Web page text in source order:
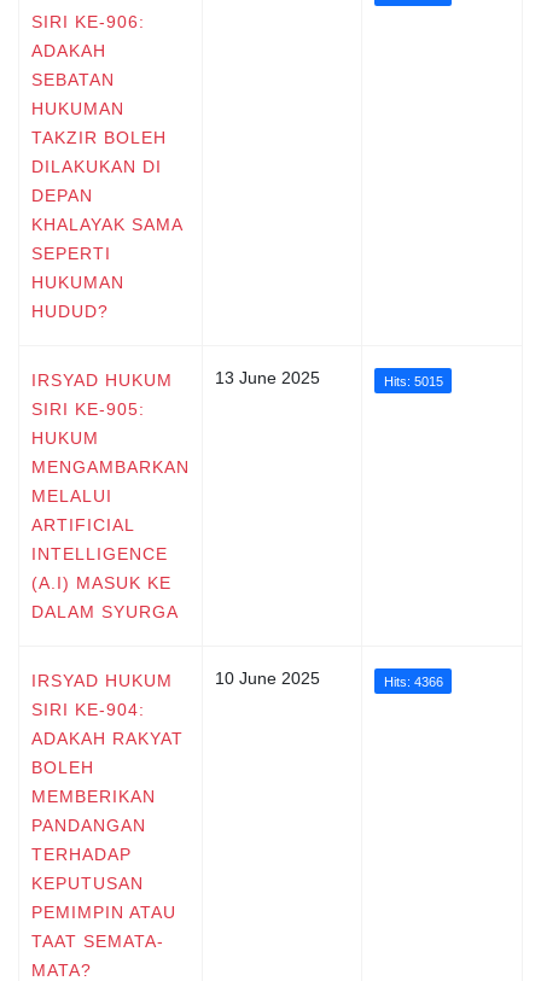
SIRI KE-906:
ADAKAH
SEBATAN
HUKUMAN
TAKZIR BOLEH
DILAKUKAN DI
DEPAN
KHALAYAK SAMA
SEPERTI
HUKUMAN
HUDUD?
IRSYAD HUKUM
SIRI KE-905:
HUKUM
MENGAMBARKAN
MELALUI
ARTIFICIAL
INTELLIGENCE
(A.I) MASUK KE
DALAM SYURGA
13 June 2025 Hits: 5015
IRSYAD HUKUM
SIRI KE-904:
ADAKAH RAKYAT
BOLEH
MEMBERIKAN
PANDANGAN
TERHADAP
KEPUTUSAN
PEMIMPIN ATAU
TAAT SEMATA-
MATA?
10 June 2025 Hits: 4366